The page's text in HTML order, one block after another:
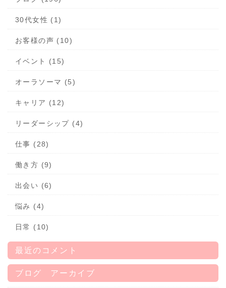
30代女性 (1)
お客様の声 (10)
イベント (15)
オーラソーマ (5)
キャリア (12)
リーダーシップ (4)
仕事 (28)
働き方 (9)
出会い (6)
悩み (4)
日常 (10)
最近のコメント
ブログ アーカイブ